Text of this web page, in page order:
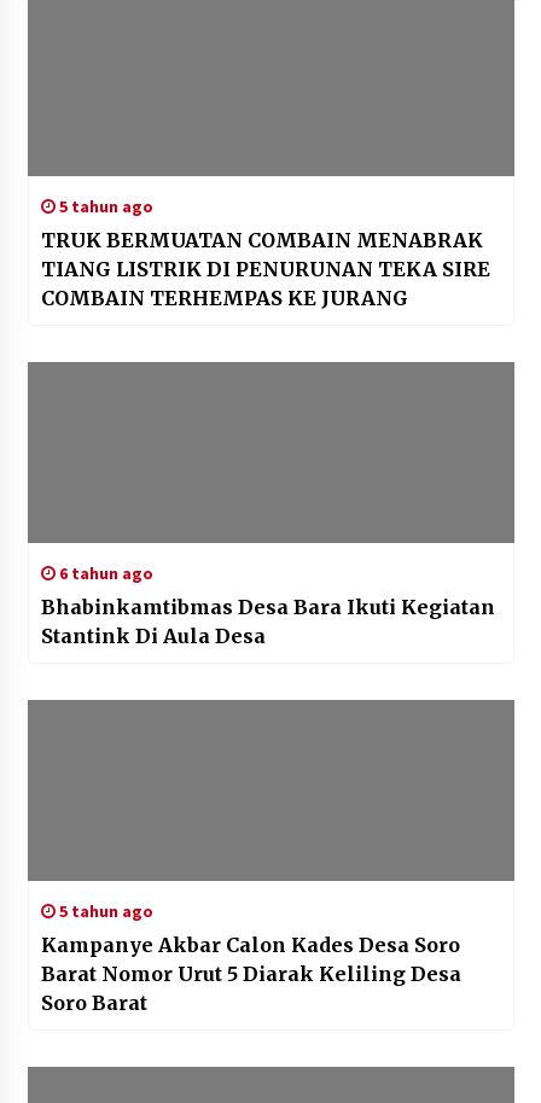
5 tahun ago
TRUK BERMUATAN COMBAIN MENABRAK
TIANG LISTRIK DI PENURUNAN TEKA SIRE
COMBAIN TERHEMPAS KE JURANG
6 tahun ago
Bhabinkamtibmas Desa Bara Ikuti Kegiatan
Stantink Di Aula Desa
5 tahun ago
Kampanye Akbar Calon Kades Desa Soro
Barat Nomor Urut 5 Diarak Keliling Desa
Soro Barat